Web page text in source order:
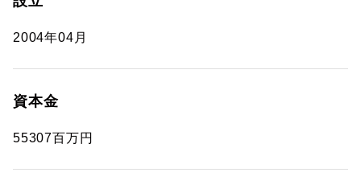
2004年04月
資本金
55307百万円